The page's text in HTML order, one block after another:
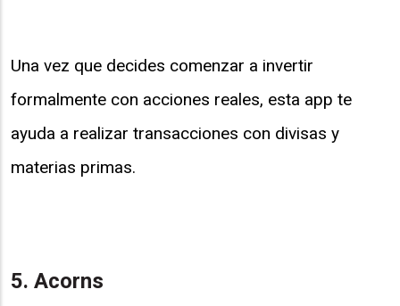
Una vez que decides comenzar a invertir
formalmente con acciones reales, esta app te
ayuda a realizar transacciones con divisas y
materias primas.
5. Acorns